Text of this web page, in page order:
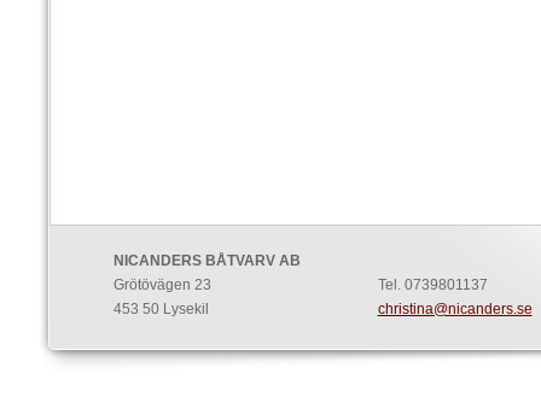
NICANDERS BÅTVARV AB
Grötövägen 23
453 50 Lysekil
Tel. 0739801137
christina@nicanders.se